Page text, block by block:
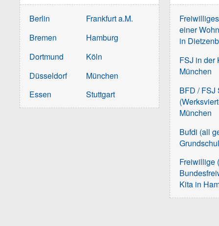
Berlin
Bremen
Dortmund
Düsseldorf
Essen
Frankfurt a.M.
Hamburg
Köln
München
Stuttgart
einer
in
FSJ in der
München
BFD / FSJ
München
Bufdi (all
Freiwillige
Kita in